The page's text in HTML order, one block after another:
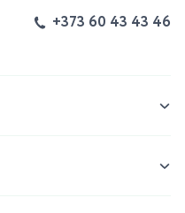
+373 60 43 43 46